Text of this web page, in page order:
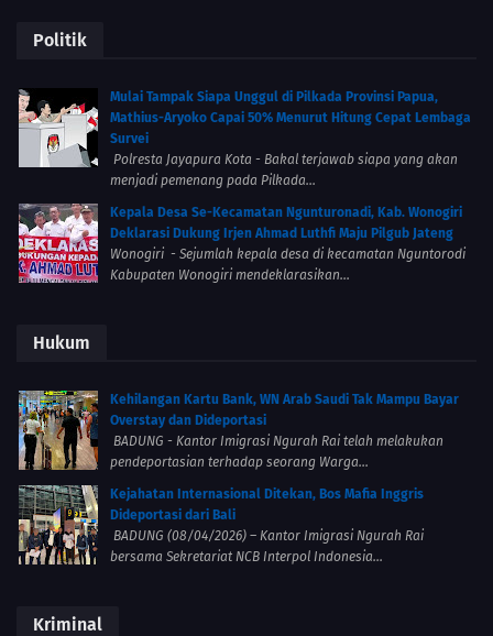
Politik
Mulai Tampak Siapa Unggul di Pilkada Provinsi Papua,
Mathius-Aryoko Capai 50% Menurut Hitung Cepat Lembaga
Survei
Polresta Jayapura Kota - Bakal terjawab siapa yang akan
menjadi pemenang pada Pilkada...
Kepala Desa Se-Kecamatan Ngunturonadi, Kab. Wonogiri
Deklarasi Dukung Irjen Ahmad Luthfi Maju Pilgub Jateng
Wonogiri - Sejumlah kepala desa di kecamatan Nguntorodi
Kabupaten Wonogiri mendeklarasikan...
Hukum
Kehilangan Kartu Bank, WN Arab Saudi Tak Mampu Bayar
Overstay dan Dideportasi
BADUNG - Kantor Imigrasi Ngurah Rai telah melakukan
pendeportasian terhadap seorang Warga...
Kejahatan Internasional Ditekan, Bos Mafia Inggris
Dideportasi dari Bali
BADUNG (08/04/2026) – Kantor Imigrasi Ngurah Rai
bersama Sekretariat NCB Interpol Indonesia...
Kriminal